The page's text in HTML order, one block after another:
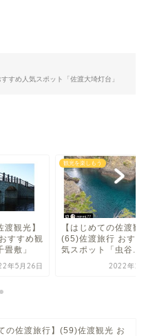
すめ人気スポット「佐渡大埼灯台」
渡観光】
すすめ観
敷」
年5月26日
観光を楽しもう
【はじめての佐渡観
(65)佐渡旅行 おすす
気スポット「虫谷...
2022年2
の佐渡旅行】(59)佐渡観光 お